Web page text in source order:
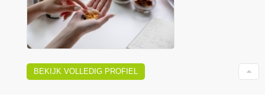
BEKIJK VOLLEDIG PROFIEL